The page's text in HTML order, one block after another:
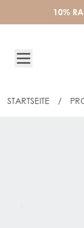
10%
STARTSEITE /